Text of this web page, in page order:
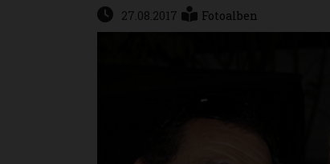
27.08.2017 Fotoalben